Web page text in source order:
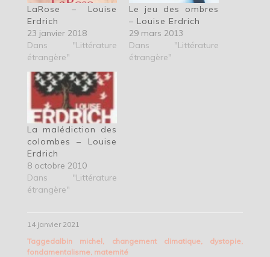
LaRose – Louise
Erdrich
23 janvier 2018
Dans "Littérature
étrangère"
Le jeu des ombres
– Louise Erdrich
29 mars 2013
Dans "Littérature
étrangère"
La malédiction des
colombes – Louise
Erdrich
8 octobre 2010
Dans "Littérature
étrangère"
14 janvier 2021
Taggedalbin michel changement climatique, dystopie
fondamentalisme, maternité